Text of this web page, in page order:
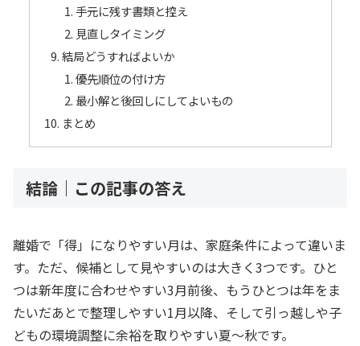
手元に残す書類と控え
見直しタイミング
結局どうすればよいか
優先順位の付け方
最小解と後回しにしてよいもの
まとめ
結論｜この記事の答え
離婚で「得」になりやすい月は、家庭条件によって違いま
す。ただ、候補として見やすいのは大きく3つです。ひと
つは新年度に合わせやすい3月前後、もうひとつは年をま
たいだあとで整理しやすい1月以降、そして引っ越しや子
どもの環境調整に余裕を取りやすい夏〜秋です。